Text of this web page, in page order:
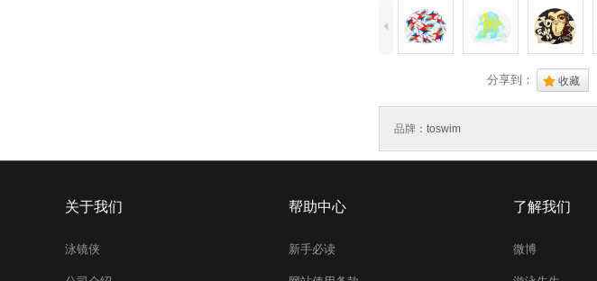
4
分享到： . 收藏
品牌： toswim
关于我们
泳镜侠
帮助中心
新手必读
了解我们
微博